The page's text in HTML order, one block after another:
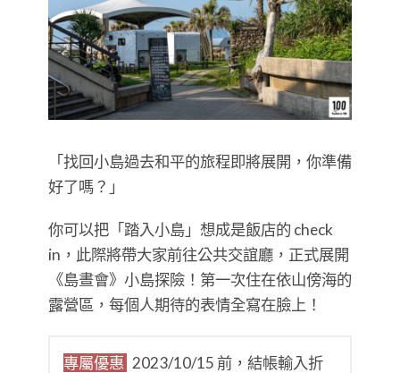
「找回小島過去和平的旅程即將展開，你準備
好了嗎？」
你可以把「踏入小島」想成是飯店的 check
in，此際將帶大家前往公共交誼廳，正式展開
《島晝會》小島探險！第一次住在依山傍海的
露營區，每個人期待的表情全寫在臉上！
專屬優惠 2023/10/15 前，結帳輸入折